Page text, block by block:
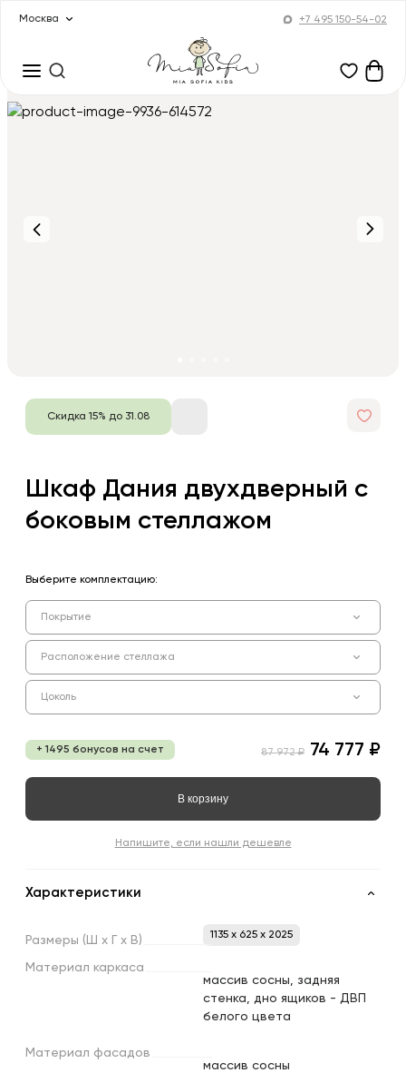
Москва +7 495 150-54-02
Скидка 15% до 31.08
Шкаф Дания двухдверный с
боковым стеллажом
Выберите комплектацию:
Покрытие
Расположение стеллажа
Цоколь
+ 1495 бонусов на счет 87 972 ₽ 74 777 ₽
В корзину
Напишите, если нашли дешевле
Характеристики
Размеры (Ш х х В) 1135 x 625 x 2025
Материал каркаса
массив сосны, задняя
стенка, дно ящиков - ДВП
белого цвета
Материал фасадов
массив сосны